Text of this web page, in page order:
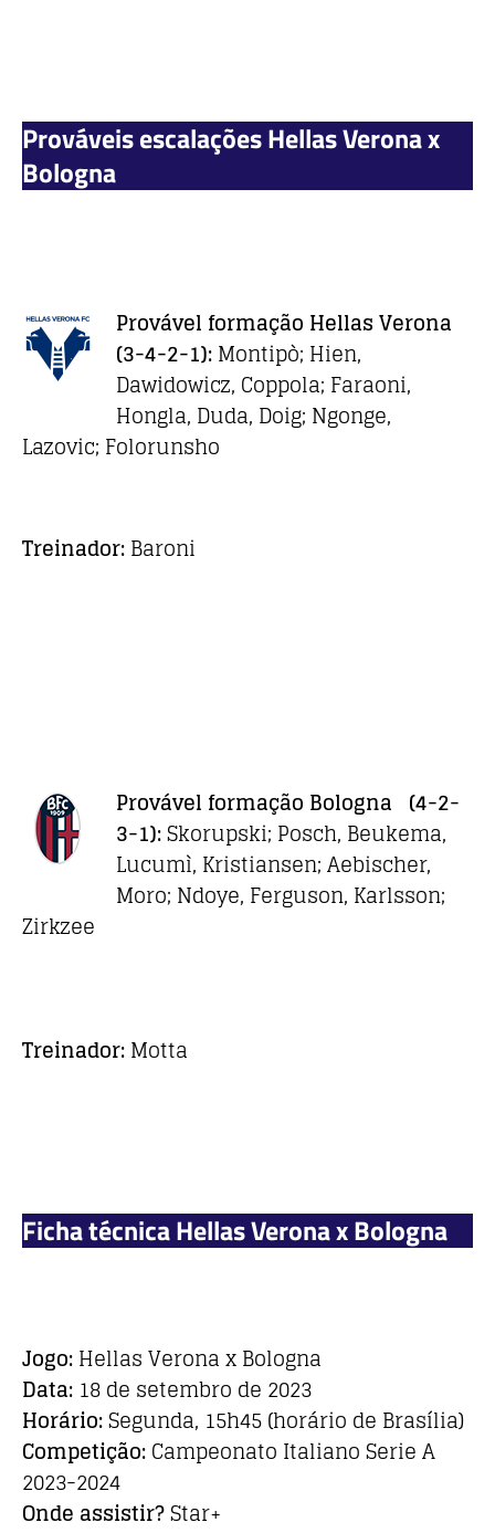
Prováveis escalações Hellas Verona x
Bologna
Provável formação Hellas Verona
(3-4-2-1):Montipò; Hien,
Dawidowicz, Coppola; Faraoni,
Hongla, Duda, Doig; Ngonge,
Lazovic; Folorunsho
Treinador:Baroni
Provável formação Bologna (4-2-
3-1):Skorupski; Posch, Beukema,
Lucumì, Kristiansen; Aebischer,
Moro; Ndoye, Ferguson, Karlsson;
Zirkzee
Treinador:Motta
Ficha técnica Hellas Verona x Bologna
Jogo:Hellas Verona x Bologna
Data: 18 de setembro de 2023
Horário:Segunda, 15h45 (horário de Brasília)
Competição:Campeonato Italiano Serie A
2023-2024
Onde assistir?Star+